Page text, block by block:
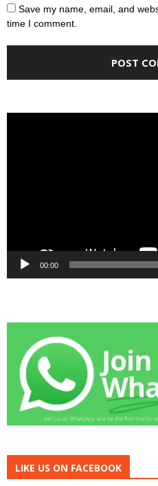
Save my name, email, and
time I comment.
00:00
LIKE US ON FACEBOOK